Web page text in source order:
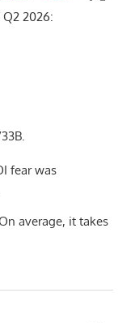
2026:
fear was
average, it takes